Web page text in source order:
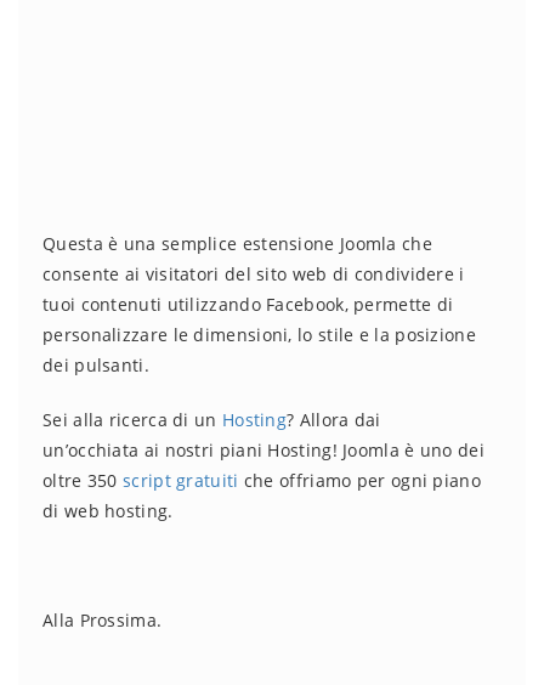
Questa è una semplice estensione Joomla che
consente ai visitatori del sito web di condividere i
tuoi contenuti utilizzando Facebook, permette di
personalizzare le dimensioni, lo stile e la posizione
dei pulsanti.
Sei alla ricerca di un Hosting? Allora dai
un’occhiata ai nostri piani Hosting! Joomla è uno dei
oltre 350 script gratuiti che offriamo per ogni piano
di web hosting.
Alla Prossima.